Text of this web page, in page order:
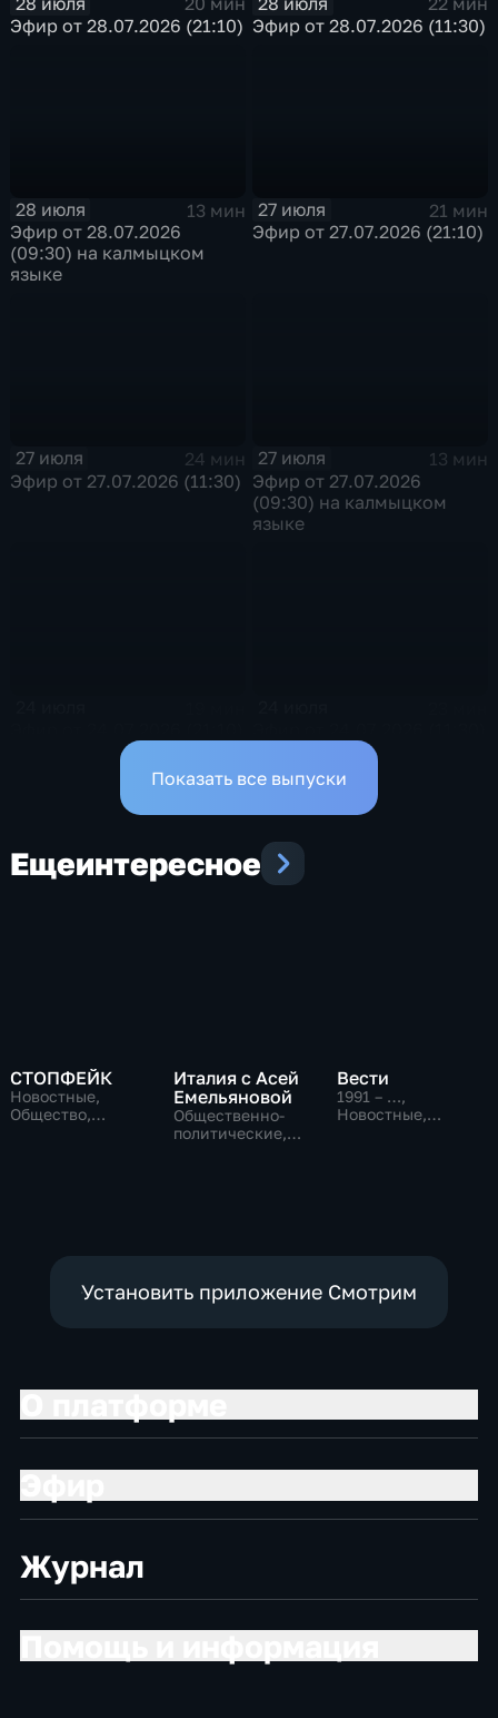
Эфир от 28.07.2026 (21:10) Эфир от 28.07.2026 (11:30)
28 июля
13 мин
Эфир от 28.07.2026
(09:30) на калмыцком
языке
27 июля
21 мин
Эфир от 27.07.2026 (21:10)
27 июля
24 мин
Эфир от 27.07.2026 (11:30)
27 июля
13 мин
Эфир от 27.07.2026
(09:30) на калмыцком
языке
Показать все выпуски
Ещеинтересное
СТОПФЕЙК
Новостные,
Общество,
Италия с Асей
Емельяновой
Общественно-
политические,
Вести
1991 – …,
Новостные,
Установить приложение Смотрим
Журнал